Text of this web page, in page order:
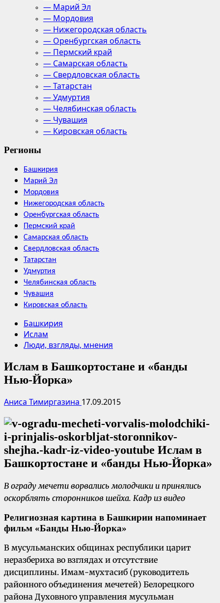
— Марий Эл
— Мордовия
— Нижегородская область
— Оренбургская область
— Пермский край
— Самарская область
— Свердловская область
— Татарстан
— Удмуртия
— Челябинская область
— Чувашия
— Кировская область
Регионы
Башкирия
Марий Эл
Мордовия
Нижегородская область
Оренбургская область
Пермский край
Самарская область
Свердловская область
Татарстан
Удмуртия
Челябинская область
Чувашия
Кировская область
Башкирия
Ислам
Люди, взгляды, мнения
Ислам в Башкортостане и «банды
Нью-Йорка»
Аниса Тимиргазина 17.09.2015
В ограду мечети ворвались молодчики и принялись
оскорблять сторонников шейха. Кадр из видео
Религиозная картина в Башкирии напоминает
фильм «Банды Нью-Йорка»
В мусульманских общинах республики царит
неразбериха во взглядах и отсутствие
дисциплины. Имам-мухтасиб (руководитель
районного объединения мечетей) Белорецкого
района Духовного управления мусульман